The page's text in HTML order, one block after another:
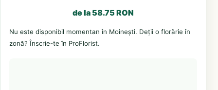
de la 58.75 RON
Nu este disponibil momentan în Moinești. Deții o florărie în
zonă? Înscrie-te în ProFlorist.